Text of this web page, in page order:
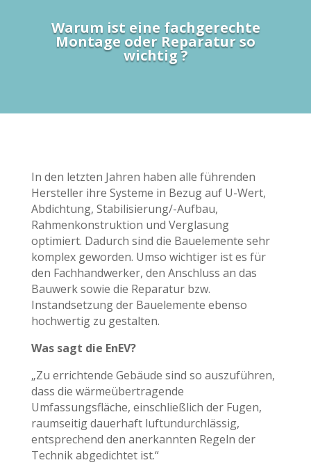
Warum ist eine fachgerechte
Montage oder Reparatur so
wichtig ?
In den letzten Jahren haben alle führenden
Hersteller ihre Systeme in Bezug auf U-Wert,
Abdichtung, Stabilisierung/-Aufbau,
Rahmenkonstruktion und Verglasung
optimiert. Dadurch sind die Bauelemente sehr
komplex geworden. Umso wichtiger ist es für
den Fachhandwerker, den Anschluss an das
Bauwerk sowie die Reparatur bzw.
Instandsetzung der Bauelemente ebenso
hochwertig zu gestalten.
Was sagt die EnEV?
„Zu errichtende Gebäude sind so auszuführen,
dass die wärmeübertragende
Umfassungsfläche, einschließlich der Fugen,
raumseitig dauerhaft luftundurchlässig,
entsprechend den anerkannten Regeln der
Technik abgedichtet ist.“